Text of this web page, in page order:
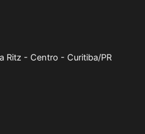
Ritz - Centro - Curitiba/PR